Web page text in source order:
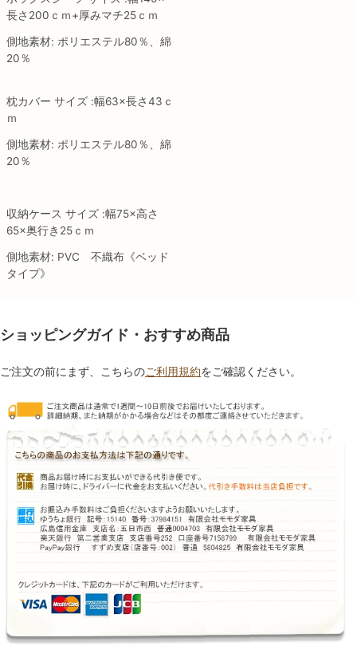
長さ200ｃｍ+厚みマチ25ｃｍ
側地素材: ポリエステル80％、綿
20％
枕カバー サイズ :幅63×長さ43ｃ
ｍ
側地素材: ポリエステル80％、綿
20％
収納ケース サイズ :幅75×高さ
65×奥行き25ｃｍ
側地素材: PVC 不織布《ベッド
タイプ》
ショッピングガイド・おすすめ商品
ご注文の前にまず、こちらのご利用規約をご確認ください。